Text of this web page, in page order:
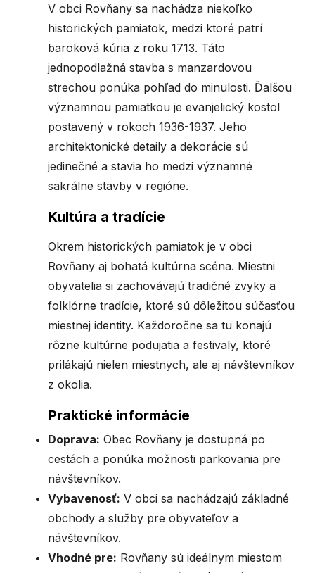
V obci Rovňany sa nachádza niekoľko
historických pamiatok, medzi ktoré patrí
baroková kúria z roku 1713. Táto
jednopodlažná stavba s manzardovou
strechou ponúka pohľad do minulosti. Ďalšou
významnou pamiatkou je evanjelický kostol
postavený v rokoch 1936-1937. Jeho
architektonické detaily a dekorácie sú
jedinečné a stavia ho medzi významné
sakrálne stavby v regióne.
Kultúra a tradície
Okrem historických pamiatok je v obci
Rovňany aj bohatá kultúrna scéna. Miestni
obyvatelia si zachovávajú tradičné zvyky a
folklórne tradície, ktoré sú dôležitou súčasťou
miestnej identity. Každoročne sa tu konajú
rôzne kultúrne podujatia a festivaly, ktoré
prilákajú nielen miestnych, ale aj návštevníkov
z okolia.
Praktické informácie
Doprava: Obec Rovňany je dostupná po
cestách a ponúka možnosti parkovania pre
návštevníkov.
Vybavenosť: V obci sa nachádzajú základné
obchody a služby pre obyvateľov a
návštevníkov.
Vhodné pre: Rovňany sú ideálnym miestom